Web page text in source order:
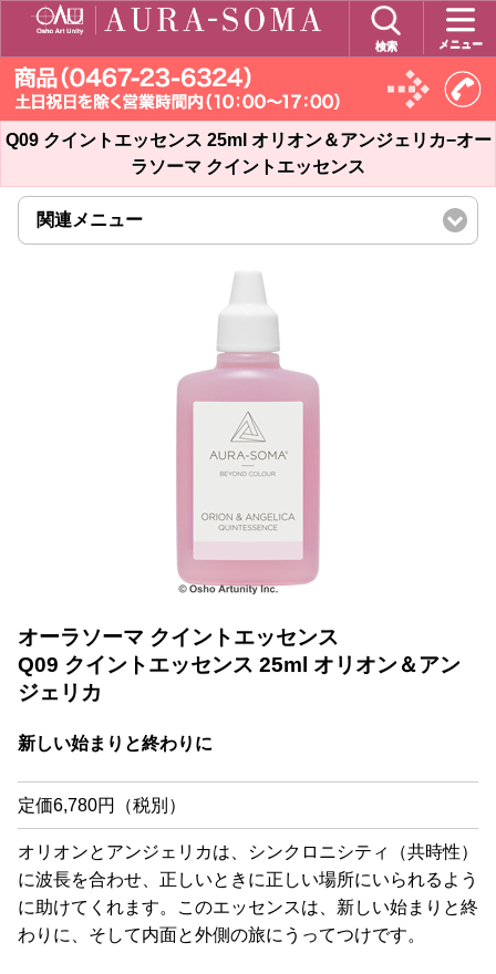
検索 メニュー
Q09 クイントエッセンス 25ml オリオン＆アンジェリカ−オー
ラソーマ クイントエッセンス
関連メニュー
to
オーラソーマ クイントエッセンス
Q09 クイントエッセンス 25ml オリオン＆アン
ジェリカ
新しい始まりと終わりに
定価6,780円（税別）
オリオンとアンジェリカは、シンクロニシティ（共時性）
に波長を合わせ、正しいときに正しい場所にいられるよう
に助けてくれます。このエッセンスは、新しい始まりと終
わりに、そして内面と外側の旅にうってつけです。